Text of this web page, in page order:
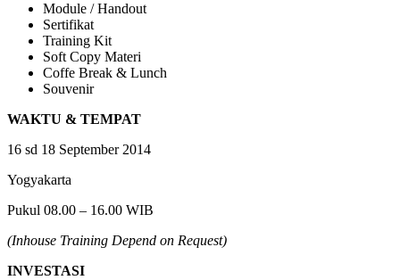
Module / Handout
Sertifikat
Training Kit
Soft Copy Materi
Coffe Break & Lunch
Souvenir
WAKTU & TEMPAT
16 sd 18 September 2014
Yogyakarta
Pukul 08.00 – 16.00 WIB
(Inhouse Training Depend on Request)
INVESTASI